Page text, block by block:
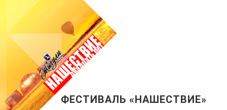
ФЕСТИВАЛЬ «НАШЕСТВИЕ»